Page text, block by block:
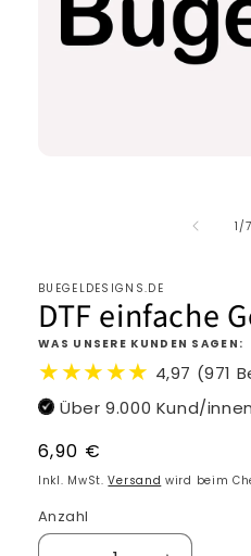
1 /7
BUEGELDESIGNS.DE
DTF einfache
WAS UNSERE KUNDEN SAGEN:
★★★★★ 4,97 (971
Über 9.000 Kund/
Normaler
Preis
6,90 €
Inkl. MwSt.Versand wird beim
Anzahl